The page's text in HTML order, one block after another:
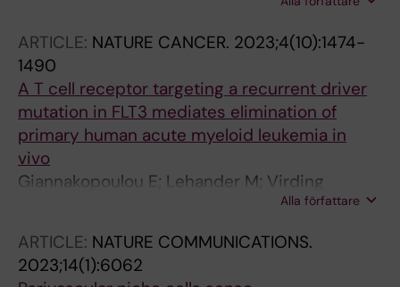
Mazzi S; Lehander M; Hoegstrand K; Karimi M;
Walldin G; Jansson M; Vonlanthen S; Ljungman
P; Langemeijer S; Yoshizato T; Hellstroem-
Lindberg E; Woll PS; Jacobsen SEW
ARTICLE: NATURE CANCER. 2023;4(10):1474-
1490
A T cell receptor targeting a recurrent driver
mutation in FLT3 mediates elimination of
primary human acute myeloid leukemia in
vivo
Giannakopoulou E; Lehander M; Virding
Culleton S; Yang W; Li Y; Karpanen T; Yoshizato
TT; Delic-Sarac M; Gjerdingen TJ;
Douvlataniotis K; Laos M; Ali M; Hillen A; Mazzi
Alla författare
ARTICLE: NATURE COMMUNICATIONS.
2023;14(1):6062